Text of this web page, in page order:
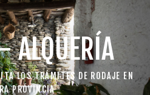
ALQUERÍA
LOS TRÁMITES DE RODAJE EN
PROVINCIA